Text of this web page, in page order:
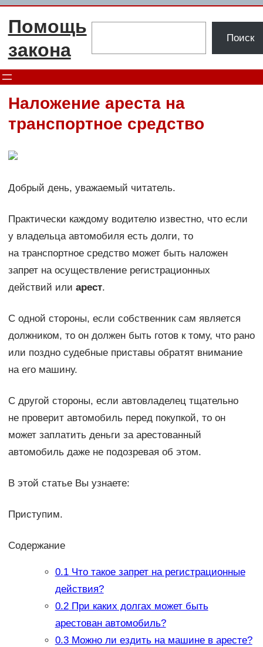
Перейти
Помощь
закона
Поиск
Наложение ареста на
транспортное средство
Добрый день, уважаемый читатель.
Практически каждому водителю известно, что если
у владельца автомобиля есть долги, то
на транспортное средство может быть наложен
запрет на осуществление регистрационных
действий или арест.
С одной стороны, если собственник сам является
должником, то он должен быть готов к тому, что рано
или поздно судебные приставы обратят внимание
на его машину.
С другой стороны, если автовладелец тщательно
не проверит автомобиль перед покупкой, то он
может заплатить деньги за арестованный
автомобиль даже не подозревая об этом.
В этой статье Вы узнаете:
Приступим.
Содержание
0.1Что такое запрет на регистрационные
действия?
0.2При каких долгах может быть
арестован автомобиль?
0.3Можно ли ездить на машине в аресте?